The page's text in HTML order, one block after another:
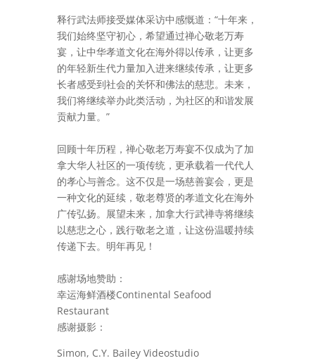
释行武法师接受媒体采访中感慨道：“十年来，
我们始终坚守初心，希望通过禅心敬老万寿
宴，让中华孝道文化在海外得以传承，让更多
的年轻新生代力量加入进来继续传承，让更多
长者感受到社会的关怀和佛法的慈悲。未来，
我们将继续举办此类活动，为社区的和谐发展
贡献力量。”
回顾十年历程，禅心敬老万寿宴不仅成为了加
拿大华人社区的一项传统，更承载着一代代人
的孝心与善念。这不仅是一场慈善宴会，更是
一种文化的延续，敬老尊贤的孝道文化在海外
广传弘扬。展望未来，加拿大行武禅寺将继续
以慈悲之心，践行敬老之道，让这份温暖持续
传递下去。明年再见！
感谢场地赞助：
幸运海鲜酒楼Continental Seafood
Restaurant
感谢摄影：
Simon, C.Y. Bailey Videostudio